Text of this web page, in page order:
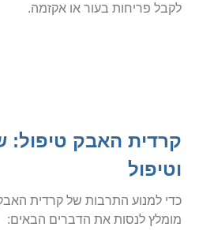
לקבל פריחות בעור או אקזמה.
קרדית האבק טיפול:
וטיפול
כדי למנוע התרבות של קרדית
מומלץ לנסות את הדברים הבאים: